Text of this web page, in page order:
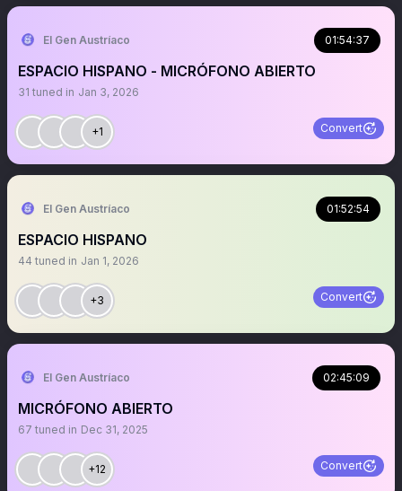
El Gen Austríaco 01:54:37
ESPACIO HISPANO - MICRÓFONO ABIERTO
31 tuned in Jan 3, 2026
+1 Convert
El Gen Austríaco 01:52:54
ESPACIO HISPANO
44 tuned in Jan 1, 2026
+3 Convert
El Gen Austríaco 02:45:09
MICRÓFONO ABIERTO
67 tuned in Dec 31, 2025
+12 Convert